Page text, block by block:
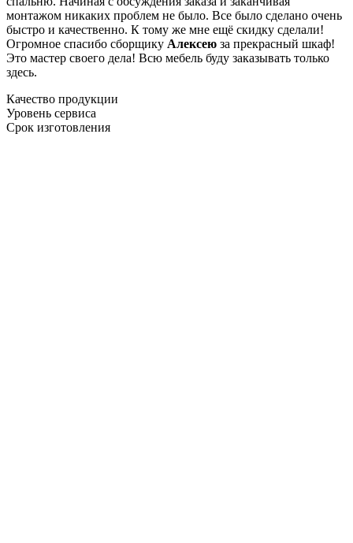
монтажом никаких проблем не было. Все было сделано очень
быстро и качественно. К тому же мне ещё скидку сделали!
Огромное спасибо сборщику Алексею за прекрасный шкаф!
Это мастер своего дела! Всю мебель буду заказывать только
здесь.
Качество продукции
Уровень сервиса
Срок изготовления